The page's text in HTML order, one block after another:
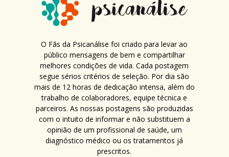
O Fãs da Psicanálise foi criado para levar ao
público mensagens de bem e compartilhar
melhores condições de vida. Cada postagem
segue sérios critérios de seleção. Por dia são
mais de 12 horas de dedicação intensa, além do
trabalho de colaboradores, equipe técnica e
parceiros. As nossas postagens são produzidas
com o intuito de informar e não substituem a
opinião de um profissional de saúde, um
diagnóstico médico ou os tratamentos já
prescritos.